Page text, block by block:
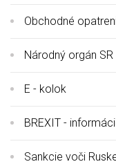
Obchodné
Národný orgán
E - kolok
BREXIT -
Sankcie voči